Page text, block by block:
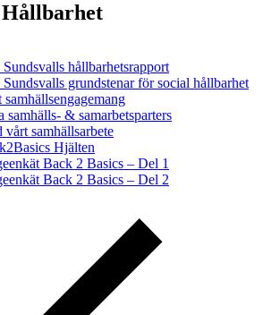
Hållbarhet
hållbarhetsrapport
grundstenar för social hållbarhet
samhällsengagemang
samhälls- & samarbetsparters
vårt samhällsarbete
Hjälten
Back 2 Basics – Del 1
Back 2 Basics – Del 2